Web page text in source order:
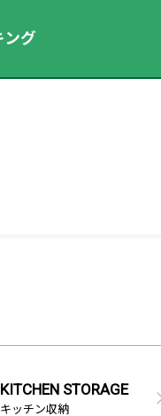
KITCHEN STORAGE
キッチン収納